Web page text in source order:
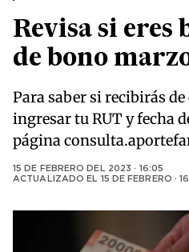
Revisa si
de bono
Para saber si recibirás de
ingresar tu RUT y fecha
página
15 DE FEBRERO DEL 2023 · 16:05
ACTUALIZADO EL 15 DE FEBRERO ·